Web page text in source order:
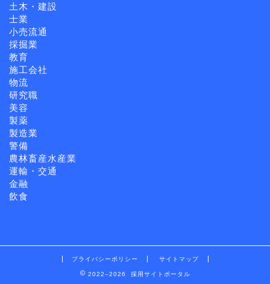
土木・建設
士業
小売流通
採掘業
教育
施工会社
物流
研究職
美容
製薬
製造業
警備
農林畜産水産業
運輸・交通
金融
飲食
プライバシーポリシー サイトマップ
2022–2026 採用サイトポータル